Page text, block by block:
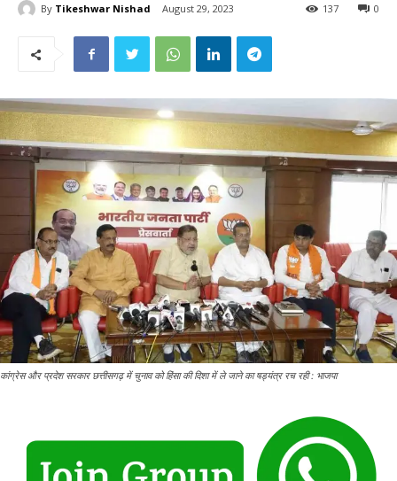
By Tikeshwar Nishad August 29, 2023 0
137
कांग्रेस और प्रदेश सरकार छत्तीसगढ़ में चुनाव को हिंसा की दिशा में ले जाने का षड्यंत्र रच रही : भाजपा